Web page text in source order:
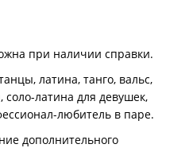
при наличии справки.
латина, танго, вальс,
соло-латина для девушек,
любитель в паре.
дополнительного